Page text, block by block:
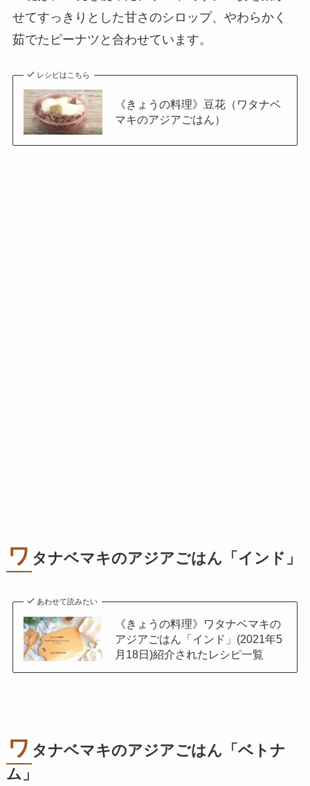
せてすっきりとした甘さのシロップ、やわらかく
茹でたピーナツと合わせています。
レシピはこちら
《きょうの料理》豆花（ワタナベ
マキのアジアごはん）
ワ タナベマキのアジアごはん「インド」
あわせて読みたい
《きょうの料理》ワタナベマキの
アジアごはん「インド」(2021年5
月18日)紹介されたレシピ一覧
ワ タナベマキのアジアごはん「ベトナ
ム」